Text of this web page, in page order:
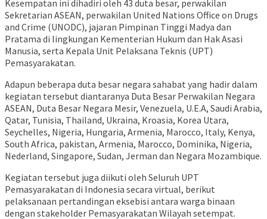
Kesempatan ini dihadiri oleh 43 duta besar, perwakilan
Sekretarian ASEAN, perwakilan United Nations Office on Drugs
and Crime (UNODC), jajaran Pimpinan Tinggi Madya dan
Pratama di lingkungan Kementerian Hukum dan Hak Asasi
Manusia, serta Kepala Unit Pelaksana Teknis (UPT)
Pemasyarakatan.
Adapun beberapa duta besar negara sahabat yang hadir dalam
kegiatan tersebut diantaranya Duta Besar Perwakilan Negara
ASEAN, Duta Besar Negara Mesir, Venezuela, U.E.A, Saudi Arabia,
Qatar, Tunisia, Thailand, Ukraina, Kroasia, Korea Utara,
Seychelles, Nigeria, Hungaria, Armenia, Marocco, Italy, Kenya,
South Africa, pakistan, Armenia, Marocco, Dominika, Nigeria,
Nederland, Singapore, Sudan, Jerman dan Negara Mozambique.
Kegiatan tersebut juga diikuti oleh Seluruh UPT
Pemasyarakatan di Indonesia secara virtual, berikut
pelaksanaan pertandingan eksebisi antara warga binaan
dengan stakeholder Pemasyarakatan Wilayah setempat.